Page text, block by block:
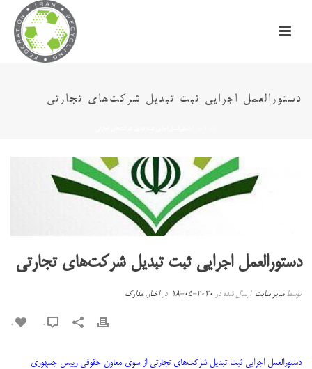
دستورالعمل اجرایی ثبت تبدیل شرکت‌های تجارتی
دستورالعمل اجرایی ثبت تبدیل شرکت‌های تجارتی
توسطمدیر سایت ارسال شده در 2020-05-18 دراخبار,مدارک
0
دستورالعمل اجرایی ثبت تبدیل شرکت‌های تجارتی از سوی معاون حقوقی رییس جمهوری